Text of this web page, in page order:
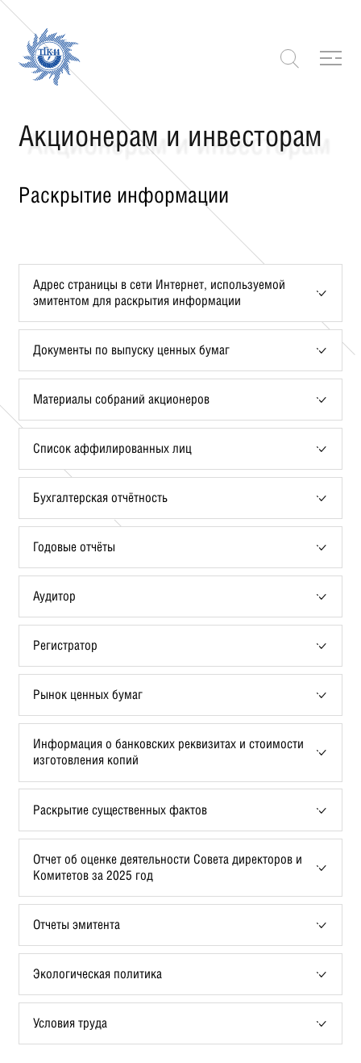
Акционерам и инвесторам
Раскрытие информации
Адрес страницы в сети Интернет, используемой
эмитентом для раскрытия информации
Документы по выпуску ценных бумаг
Материалы собраний акционеров
Список аффилированных лиц
Бухгалтерская отчётность
Годовые отчёты
Аудитор
Регистратор
Рынок ценных бумаг
Информация о банковских реквизитах и стоимости
изготовления копий
Раскрытие существенных фактов
Отчет об оценке деятельности Совета директоров и
Комитетов за 2025 год
Отчеты эмитента
Экологическая политика
Условия труда